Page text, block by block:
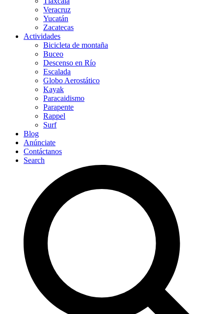
Veracruz
Yucatán
Zacatecas
Actividades
Bicicleta de montaña
Buceo
Descenso en Río
Escalada
Globo Aerostático
Kayak
Paracaidismo
Parapente
Rappel
Surf
Blog
Anúnciate
Contáctanos
Search